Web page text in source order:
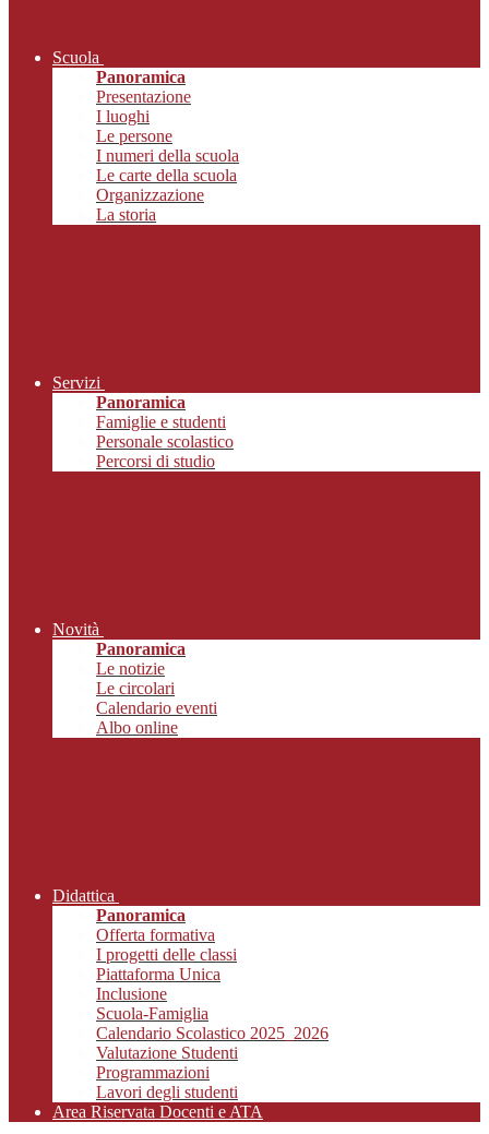
Scuola
Panoramica
Presentazione
I luoghi
Le persone
I numeri della scuola
Le carte della scuola
Organizzazione
La storia
Servizi
Panoramica
Famiglie e studenti
Personale scolastico
Percorsi di studio
Novità
Panoramica
Le notizie
Le circolari
Calendario eventi
Albo online
Didattica
Panoramica
Offerta formativa
I progetti delle classi
Piattaforma Unica
Inclusione
Scuola-Famiglia
Calendario Scolastico 2025_2026
Valutazione Studenti
Programmazioni
Lavori degli studenti
Area Riservata Docenti e ATA